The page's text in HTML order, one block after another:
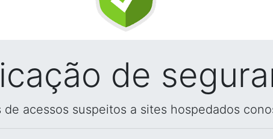
de
acessos suspeitos a sites hospedados